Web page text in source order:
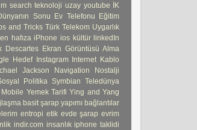
search teknoloji uzay youtube İK
Sonu Ev Telefonu Eğitim
and Tricks Türk Telekom Uygarlık
hafıza iPhone ios kültür linkedIn
Descartes Ekran Görüntüsü Alma
Hedef Instagram Internet Kablo
Jackson Navigation
Nostalji
Politika Symbian Teledünya
Yemek Tarifi Ying and Yang
basit şarap yapımı bağlantılar
entropi etik evde şarap evrim
indir.com insanlık iphone taklidi